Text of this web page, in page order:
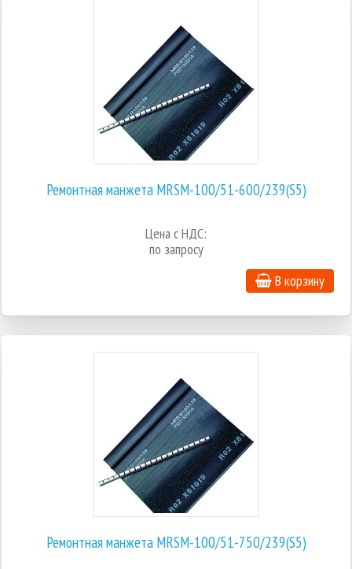
Ремонтная манжета MRSM-100/51-600/239(S5)
Цена с НДС:
по запросу
В корзину
Ремонтная манжета MRSM-100/51-750/239(S5)